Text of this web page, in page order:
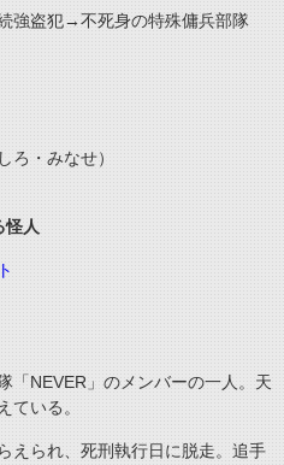
強盗犯→不死身の特殊傭兵部隊
ろ・みなせ）
怪人
「NEVER」のメンバーの一人。天
ている。
えられ、死刑執行日に脱走。追手